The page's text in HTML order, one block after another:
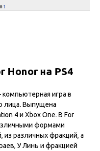
1
Honor на PS4
компьютерная игра в
лица. Выпущена
4 и Xbox One. В For
формами
из различных фракций, а
У Линь и фракцией